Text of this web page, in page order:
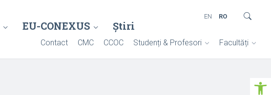
Deschide
EU-CONEXUS Știri
Contact CMC CCOC Studenți & Profesori Facultăți
EN RO